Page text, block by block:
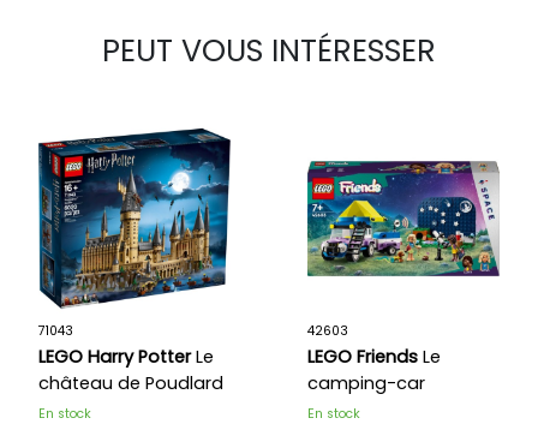
PEUT VOUS INTÉRESSER
71043
LEGO Harry PotterLe
château de Poudlard
En stock
42603
LEGO Friends Le
camping-car
d’observation des
En stock